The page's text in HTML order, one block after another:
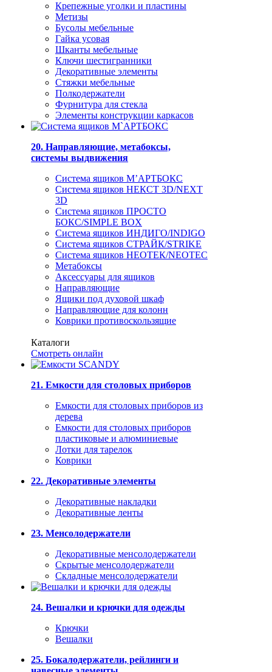
Крепежные уголки и пластины
Метизы
Бусолы мебельные
Гайка усовая
Шканты мебельные
Ключи шестигранники
Декоративные элементы
Стяжки мебельные
Полкодержатели
Фурнитура для стекла
Элементы конструкции каркасов
20. Направляющие, метабоксы,
системы выдвижения
Система ящиков М’АРТБОКС
Система ящиков НЕКСТ 3D/NEXT
3D
Система ящиков ПРОСТО
БОКС/SIMPLE BOX
Система ящиков ИНДИГО/INDIGO
Система ящиков СТРАЙК/STRIKE
Система ящиков НЕОТЕК/NEOTEC
Метабоксы
Аксессуары для ящиков
Направляющие
Ящики под духовой шкаф
Направляющие для колонн
Коврики противоскользящие
Каталоги
Смотреть онлайн
21. Емкости для столовых приборов
Емкости для столовых приборов из
дерева
Емкости для столовых приборов
пластиковые и алюминиевые
Лотки для тарелок
Коврики
22. Декоративные элементы
Декоративные накладки
Декоративные ленты
23. Менсолодержатели
Декоративные менсолодержатели
Скрытые менсолодержатели
Складные менсолодержатели
24. Вешалки и крючки для одежды
Крючки
Вешалки
25. Бокалодержатели, рейлинги и